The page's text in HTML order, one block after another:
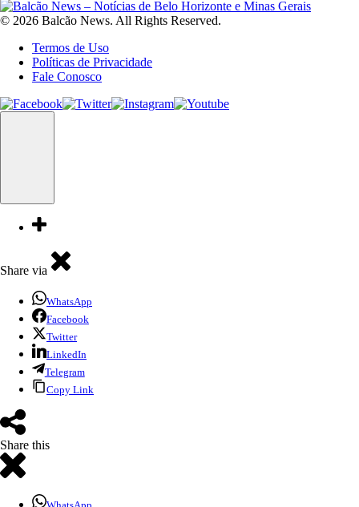
© 2026 Balcão News. All Rights Reserved.
Termos de Uso
Políticas de Privacidade
Fale Conosco
Share via
WhatsApp
Facebook
Twitter
LinkedIn
Telegram
Copy Link
Share this